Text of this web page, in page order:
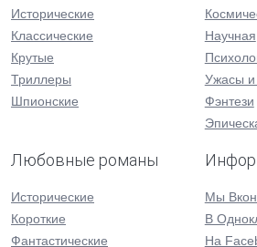
Исторические
Классические
Крутые
Триллеры
Шпионские
Научная
Ужасы и
Фэнтези
Любовные романы
Исторические
Короткие
Фантастические
Мы
В
На